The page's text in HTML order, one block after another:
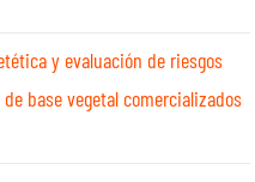
y evaluación de riesgos
base vegetal comercializados